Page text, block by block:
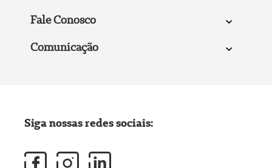
Fale Conosco
Comunicação
Siga nossas redes sociais: